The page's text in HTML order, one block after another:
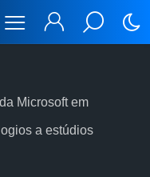
Microsoft em
a estúdios